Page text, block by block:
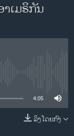
ເມຣິກັນ
4:05
ລິງໂດຍກົງ